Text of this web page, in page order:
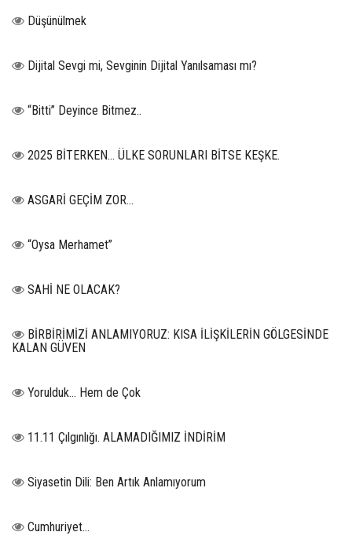
Düşünülmek
Dijital Sevgi mi, Sevginin Dijital Yanılsaması mı?
“Bitti” Deyince Bitmez..
2025 BİTERKEN… ÜLKE SORUNLARI BİTSE KEŞKE.
ASGARİ GEÇİM ZOR…
“Oysa Merhamet”
SAHİ NE OLACAK?
BİRBİRİMİZİ ANLAMIYORUZ: KISA İLİŞKİLERİN GÖLGESİNDE
KALAN GÜVEN
Yorulduk… Hem de Çok
11.11 Çılgınlığı. ALAMADIĞIMIZ İNDİRİM
Siyasetin Dili: Ben Artık Anlamıyorum
Cumhuriyet…